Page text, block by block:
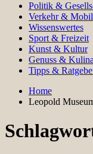
Politik &
Verkehr &
Wissenswertes
Sport & Freizeit
Kunst & Kultur
Genuss &
Tipps &
Home
Leopold